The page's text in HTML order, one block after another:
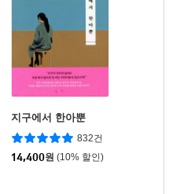
지구에서 한아뿐
832건
14,400원 (10% 할인)